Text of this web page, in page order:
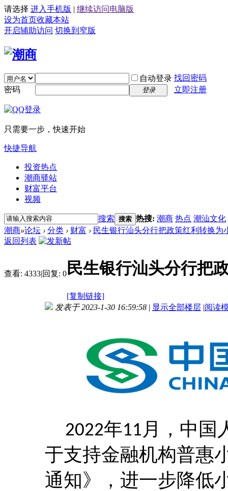
请选择 进入手机版 | 继续访问电脑版
设为首页收藏本站
开启辅助访问 切换到窄版
自动登录 找回密码
密码
登录 立即注册
只需要一步，快速开始
快捷导航
投资热点
潮商驿站
财富平台
视频
搜索 搜索 热搜: 潮商 热点 潮汕文化
潮商»论坛 › 分类 › 财富 › 民生银行汕头分行把政策红利转换为
返回列表
查看: 4333|回复: 0民生银行汕头分行把
[复制链接]
发表于 2023-1-30 16:59:58 | 显示全部楼层 |阅读
2022年11 月，中国
于支持金融机构普惠
通知》，进一步降低